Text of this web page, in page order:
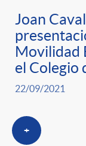
Joan
Movilidad
el Colegio
22/09/2021
+